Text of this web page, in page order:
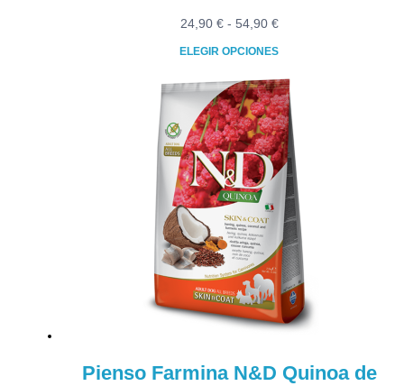
24,90 € - 54,90 €Rango
desde
24,90 €
hasta
54,90 €
ELEGIR OPCIONES
Este
producto
tiene
múltiples
variantes.
Las
opciones
se
pueden
elegir
en
la
página
Pienso Farmina N&D Quinoa de